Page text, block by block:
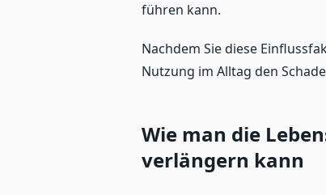
führen kann.
Nachdem Sie diese
Nutzung im Alltag den
Wie man die
verlängern kann